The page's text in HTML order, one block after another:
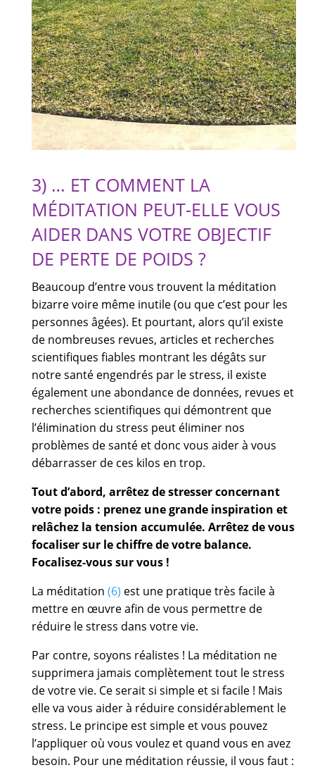
3) … ET COMMENT LA
MÉDITATION PEUT-ELLE VOUS
AIDER DANS VOTRE OBJECTIF
DE PERTE DE POIDS ?
Beaucoup d’entre vous trouvent la méditation
bizarre voire même inutile (ou que c’est pour les
personnes âgées). Et pourtant, alors qu’il existe
de nombreuses revues, articles et recherches
scientifiques fiables montrant les dégâts sur
notre santé engendrés par le stress, il existe
également une abondance de données, revues et
recherches scientifiques qui démontrent que
l’élimination du stress peut éliminer nos
problèmes de santé et donc vous aider à vous
débarrasser de ces kilos en trop.
Tout d’abord, arrêtez de stresser concernant
votre poids : prenez une grande inspiration et
relâchez la tension accumulée. Arrêtez de vous
focaliser sur le chiffre de votre balance.
Focalisez-vous sur vous !
La méditation (6) est une pratique très facile à
mettre en œuvre afin de vous permettre de
réduire le stress dans votre vie.
Par contre, soyons réalistes ! La méditation ne
supprimera jamais complètement tout le stress
de votre vie. Ce serait si simple et si facile ! Mais
elle va vous aider à réduire considérablement le
stress. Le principe est simple et vous pouvez
l’appliquer où vous voulez et quand vous en avez
besoin. Pour une méditation réussie, il vous faut :